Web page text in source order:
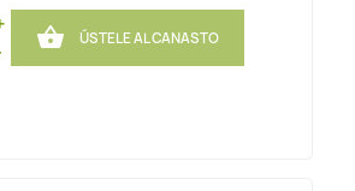
 ÚSTELE AL CANASTO